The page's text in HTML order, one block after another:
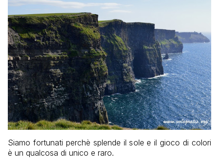
Siamo fortunati perchè splende il sole e il gioco di colori
è un qualcosa di unico e raro.